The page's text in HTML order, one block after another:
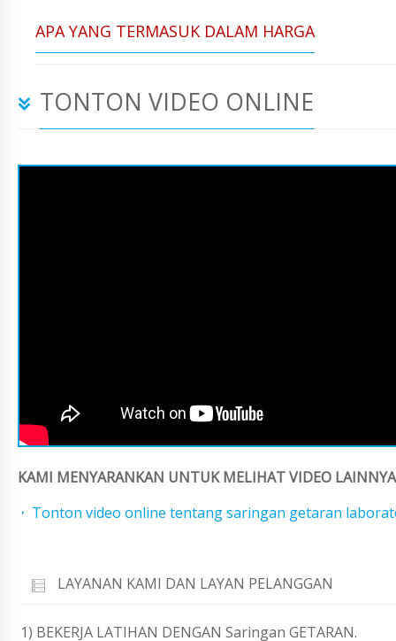
APA YANG TERMASUK DALAM HARGA
TONTON VIDEO ONLINE
KAMI MENYARANKAN UNTUK MELIHAT VIDEO
Tonton video online tentang saringan getaran
LAYANAN KAMI DAN LAYAN PELANGGAN
1) BEKERJA LATIHAN DENGAN Saringan GETARAN.